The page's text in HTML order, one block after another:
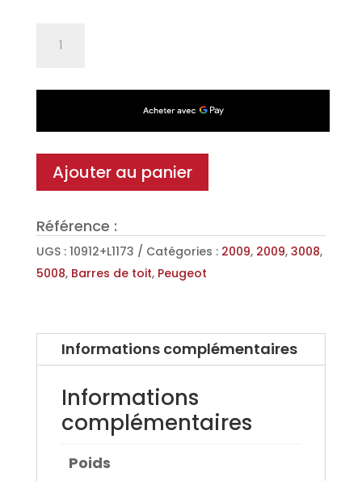
toit
en
Aluminium
pour
et
5008
Ajouter au panier
Référence :
UGS : 10912+L1173 Catégories : 2009, 2009, 3008,
5008, Barres de toit, Peugeot
Informations complémentaires
Informations
complémentaires
Poids